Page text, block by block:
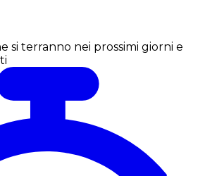
si terranno nei prossimi giorni e